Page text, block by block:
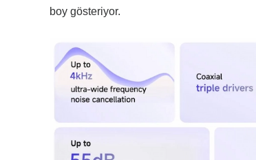
boy gösteriyor.